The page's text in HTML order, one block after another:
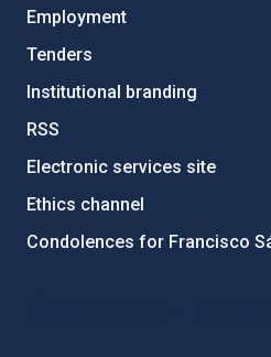
Employment
Tenders
Institutional branding
RSS
Electronic services site
Ethics channel
Condolences for Francisco